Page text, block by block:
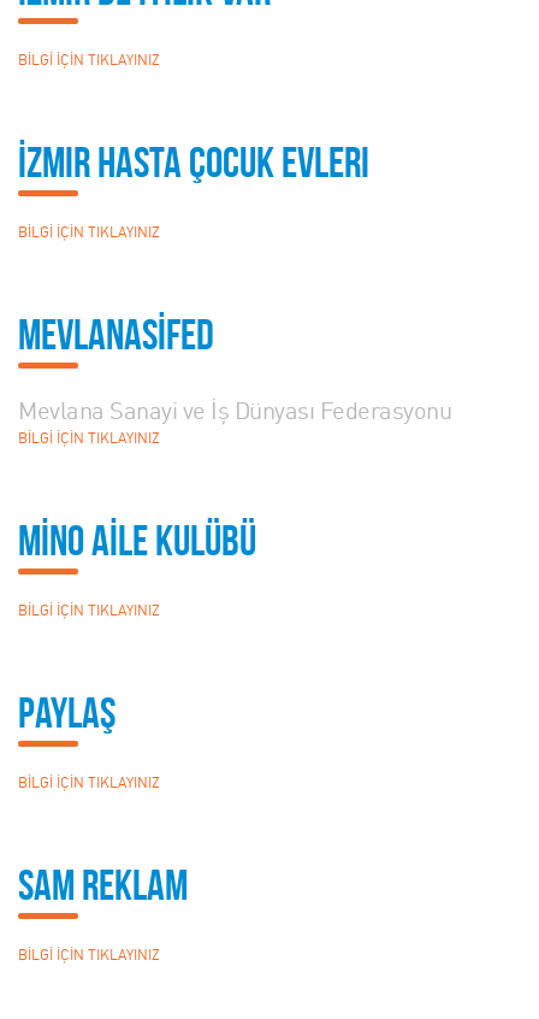
BİLGİ İÇİN TIKLAYINIZ
İzmir Hasta Çocuk Evleri
BİLGİ İÇİN TIKLAYINIZ
MEVLANASİFED
Mevlana Sanayi ve İş Dünyası Federasyonu
BİLGİ İÇİN TIKLAYINIZ
MİNO AİLE KULÜBÜ
BİLGİ İÇİN TIKLAYINIZ
PAYLAŞ
BİLGİ İÇİN TIKLAYINIZ
SAM REKLAM
BİLGİ İÇİN TIKLAYINIZ